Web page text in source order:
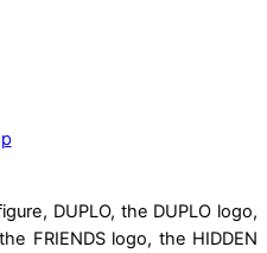
DUPLO, the DUPLO logo,
FRIENDS logo, the HIDDEN